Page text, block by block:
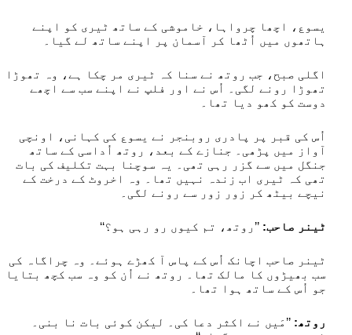
یسوع، اچھا چرواہا، خاموشی کے ساتھ ٹیری کو اپنے
ہاتھوں میں اُٹھا کر آسمان پر اپنے ساتھ لے گیا۔
اگلی صبح، جب روتھ نے سنا کہ ٹیری مر چکا ہے، وہ تھوڑا
تھوڑا رونے لگی۔ اُس نے اور فلپ نے اپنے سب سے اچھے
دوست کو کھو دیا تھا۔
اُس کی قبر پر پادری روبنجر نے یسوع کی کہانی، اونچی
آواز میں پڑھی۔ جنازے کے بعد، روتھ اُداسی کے ساتھ
جنگل میں سے گزر رہی تھی۔ یہ سوچنا بہت تکلیف کی بات
تھی کہ ٹیری اب زندہ نہیں تھا۔ وہ اخروٹ کے درخت کے
نیچے بیٹھ کر زور زور سے رونے لگی۔
ٹینر صاحب: ’’روتھ، تم کیوں رو رہی ہو؟‘‘
ٹینر صاحب اچانک اُس کے پاس آ کھڑے ہوئے۔ وہ چراگاہ کی
سب بھیڑوں کا مالک تھا۔ روتھ نے اُن کو وہ سب کچھ بتایا
جو اُس کے ساتھ ہوا تھا۔
روتھ: ’’مَیں نے اکثر دعا کی۔ لیکن کوئی بات نا بنی۔